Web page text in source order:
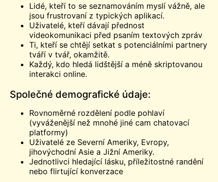
Lidé, kteří to se seznamováním myslí vážně, ale
jsou frustrovaní z typických aplikací.
Uživatelé, kteří dávají přednost
videokomunikaci před psaním textových zpráv
Ti, kteří se chtějí setkat s potenciálními partnery
tváří v tvář, okamžitě.
Každý, kdo hledá lidštější a méně skriptovanou
interakci online.
Společné demografické údaje:
Rovnoměrné rozdělení podle pohlaví
(vyváženější než mnohé jiné cam chatovací
platformy)
Uživatelé ze Severní Ameriky, Evropy,
jihovýchodní Asie a Jižní Ameriky.
Jednotlivci hledající lásku, příležitostné randění
nebo flirtující konverzace